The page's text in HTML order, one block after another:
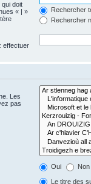
doit
« | »
Rechercher
Rechercher
effectuer
Les
pas
Oui Non
Le titre des